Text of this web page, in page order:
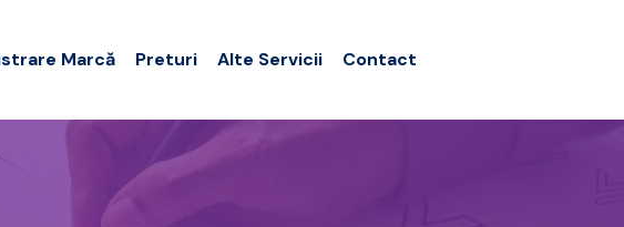
Marcă Preturi Alte Servicii Contact